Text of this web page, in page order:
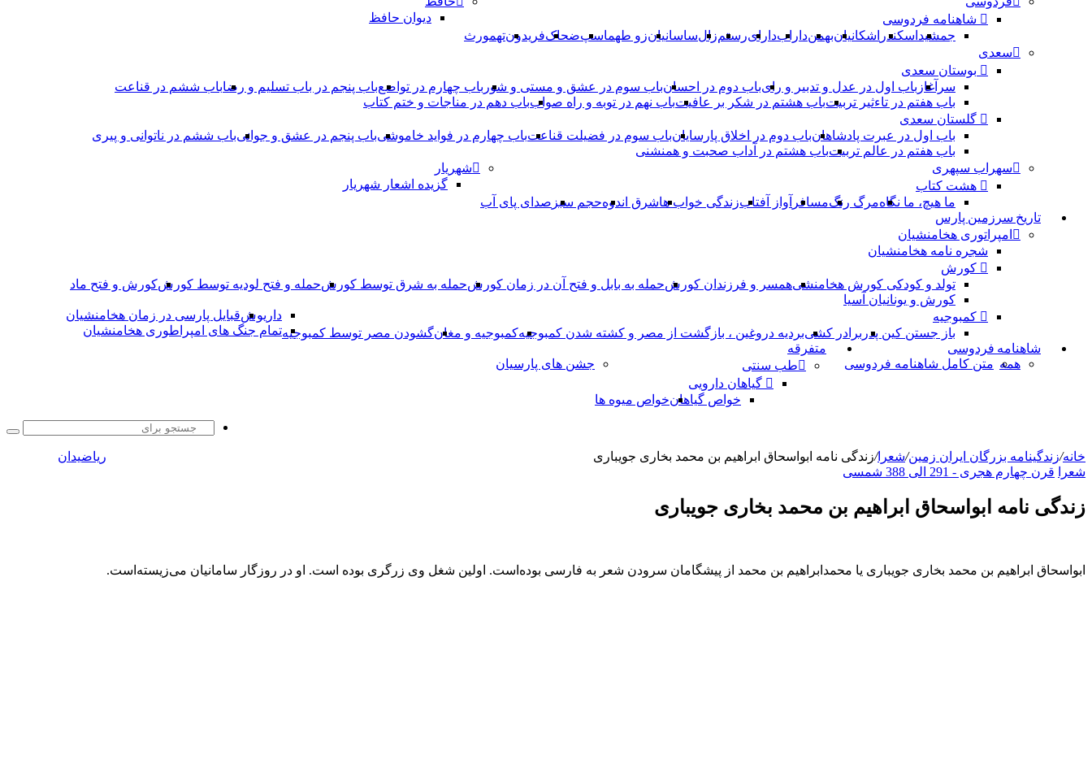
شاهنامه فردوسی
جمشید اسکندر اشکانیانبهمندارابدارایرستمزالساسانیانزو طهماسپ‏ضحاکفریدونتهمورث
دیوان حافظ
سعدی
بوستان سعدی
سرآغاز باب اول در عدل و تدبیر و رایباب دوم در احسانباب سوم در عشق و مستی و شور باب چهارم در تواضعباب پنجم در باب تسلیم و رضاباب ششم در قناعت
باب هفتم در تاءثیر تربیتباب هشتم در شکر بر عافیتباب نهم در توبه و راه صوابباب دهم در مناجات و ختم کتاب
گلستان سعدی
باب اول در عبرت پادشاهانباب دوم در اخلاق پارسایانباب سوم در فضیلت قناعتباب چهارم در فواید خاموشىباب پنجم در عشق و جوانىباب ششم در ناتوانى و پیرى
باب هفتم در عالم تربیتباب هشتم در آداب صحبت و همنشنى
سهراب سپهری
هشت کتاب
ما هیچ، ما نگاهمرگ رنگمسافر آواز آفتابزندگی خواب هاشرق اندوهحجم سبز صدای پای آب
شهریار
گزیده اشعار شهریار
تاریخ سرزمین پارس
امپراتوری هخامنشیان
شجره نامه هخامنشیان
کورش
تولد و کودکی کورش هخامنشیهمسر و فرزندان کورشحمله به بابل و فتح آن در زمان کورشحمله به شرق توسط کورشحمله و فتح لودیه توسط کورشکورش و فتح ماد
کورش و یونانیان آسیا
کمبوجیه
باز جستن کین پدر برادر کشیبردیه دروغین ، بازگشت از مصر و کشته شدن کمبوجیهکمبوجیه و مغانگشودن مصر توسط کمبوجیه
داریوشقبایل پارسی در زمان هخامنشیان
تمام جنگ های امپراطوری هخامنشیان
شاهنامه فردوسی
همه متن کامل شاهنامه فردوسی
متفرقه
طب سنتی
گیاهان دارویی
خواص گیاهانخواص میوه ها
جشن های پارسیان
خانه/زندگینامه بزرگان ایران زمین/شعرا/زندگی نامه ابواسحاق ابراهیم بن محمد بخاری جویباری
شعرا
قرن چهارم هجری - 291 الی 388 شمسی
زندگی نامه ابواسحاق ابراهیم بن محمد بخاری جویباری
ابواسحاق ابراهیم بن محمد بخاری جویباری یا محمدابراهیم بن محمد از پیشگامان سرودن شعر به فارسی بوده‌است. اولین شغل وی زرگری بوده است. او در روزگار سامانیان می‌زیسته‌است.
ریاضیدان